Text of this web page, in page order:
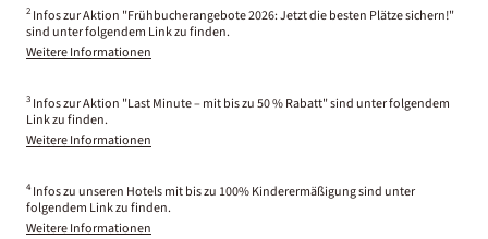
2 Infos zur Aktion "Frühbucherangebote 2026: Jetzt die besten Plätze sichern!"
sind unter folgendem Link zu finden.
Weitere Informationen
3 Infos zur Aktion "Last Minute – mit bis zu 50 % Rabatt" sind unter folgendem
Link zu finden.
Weitere Informationen
4 Infos zu unseren Hotels mit bis zu 100% Kinderermäßigung sind unter
folgendem Link zu finden.
Weitere Informationen